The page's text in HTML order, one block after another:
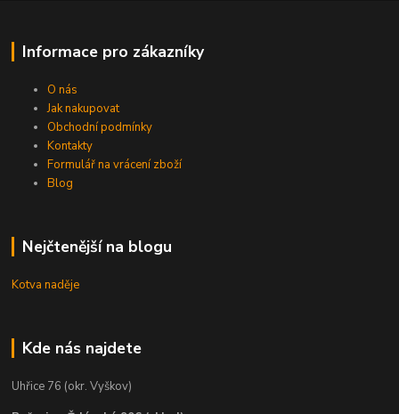
Informace pro zákazníky
O nás
Jak nakupovat
Obchodní podmínky
Kontakty
Formulář na vrácení zboží
Blog
Nejčtenější na blogu
Kotva naděje
Kde nás najdete
Uhřice 76 (okr. Vyškov)